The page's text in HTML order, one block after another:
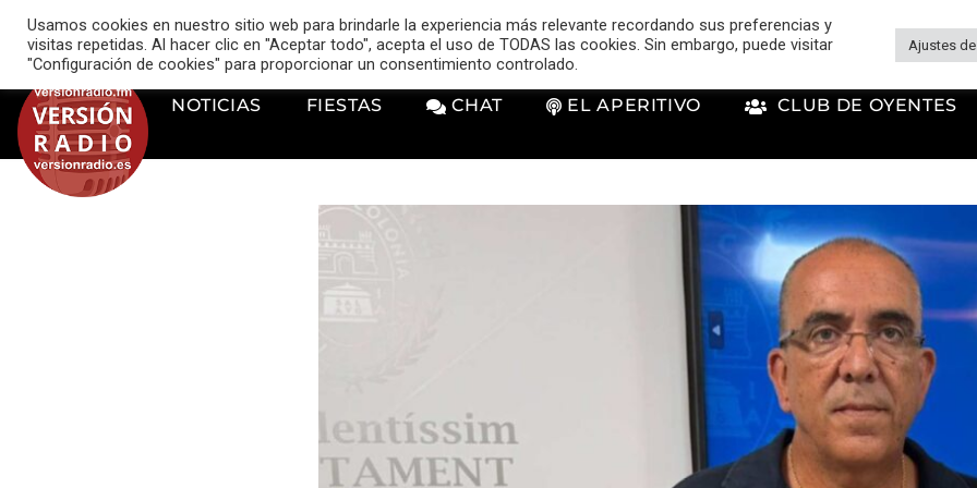
music_note VERSIÓN RADIO
NOTICIAS FIESTAS CHAT EL APERITIVO CLUB DE OYENTES
Usamos cookies en nuestro sitio web para brindarle la experiencia más relevante recordando sus preferencias y
visitas repetidas. Al hacer clic en "Aceptar todo", acepta el uso de TODAS las cookies. Sin embargo, puede visitar
"Configuración de cookies" para proporcionar un consentimiento controlado.
Ajustes